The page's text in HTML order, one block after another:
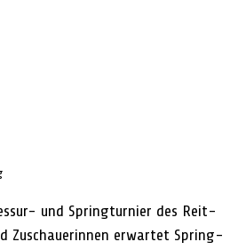
und Springturnier des Reit-
Zuschauerinnen erwartet Spring-